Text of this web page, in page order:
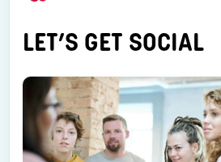
LET’S GET SOCIAL